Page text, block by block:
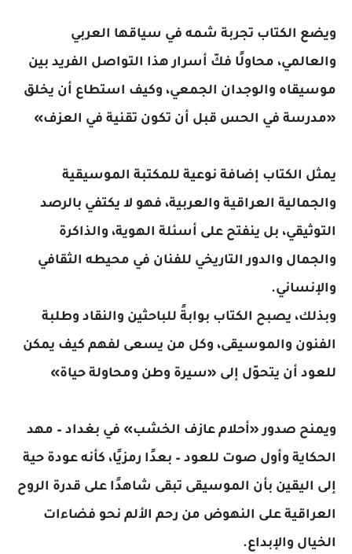
ويضع الكتاب تجربة شمه في سياقها العربي
والعالمي، محاولًا فكّ أسرار هذا التواصل الفريد بين
موسيقاه والوجدان الجمعي، وكيف استطاع أن يخلق
«مدرسة في الحس قبل أن تكون تقنية في العزف»
يمثل الكتاب إضافة نوعية للمكتبة الموسيقية
والجمالية العراقية والعربية، فهو لا يكتفي بالرصد
التوثيقي، بل ينفتح على أسئلة الهوية، والذاكرة
والجمال والدور التاريخي للفنان في محيطه الثقافي
والإنساني.
وبذلك، يصبح الكتاب بوابةً للباحثين والنقاد وطلبة
الفنون والموسيقى، وكل من يسعى لفهم كيف يمكن
للعود أن يتحوّل إلى «سيرة وطن ومحاولة حياة»
ويمنح صدور «أحلام عازف الخشب» في بغداد – مهد
الحكاية وأول صوت للعود – بعدًا رمزيًا، كأنه عودة حية
إلى اليقين بأن الموسيقى تبقى شاهدًا على قدرة الروح
العراقية على النهوض من رحم الألم نحو فضاءات
الخيال والإبداع.